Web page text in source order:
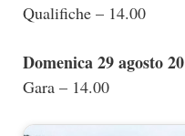
Qualifiche – 14.00
Domenica 29 agosto
Gara – 14.00